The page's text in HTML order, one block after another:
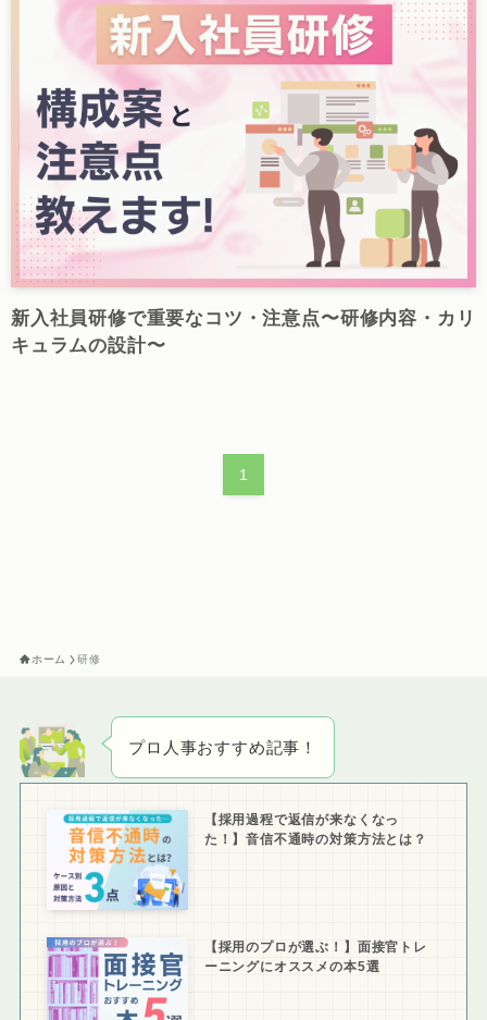
新入社員研修で重要なコツ・注意点〜研修内容・カリ
キュラムの設計〜
1
ホーム 研修
プロ人事おすすめ記事！
【採用過程で返信が来なくなっ
た！】音信不通時の対策方法とは？
【採用のプロが選ぶ！】面接官トレ
ーニングにオススメの本5選